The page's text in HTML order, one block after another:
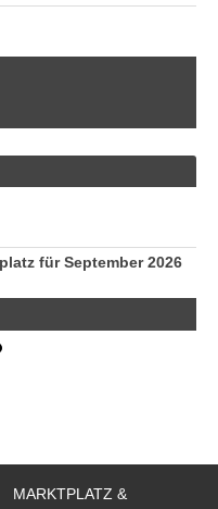
für September 2026
MARKTPLATZ &